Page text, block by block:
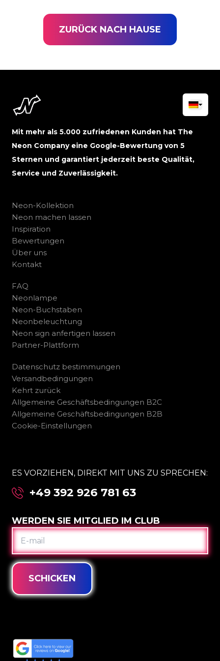
ZURÜCK NACH HAUSE
Mit mehr als 5.000 zufriedenen Kunden hat The
Neon Company eine Google-Bewertung von 5
Sternen und garantiert jederzeit beste Qualität,
Service und Zuverlässigkeit.
Neon-Kollektion
Neon machen lassen
Inspiration
Bewertungen
Über uns
Kontakt
FAQ
Neonlampe
Neon-Buchstaben
Neonbeleuchtung
Neon sign anfertigen lassen
Partner-Plattform
Datenschutz bestimmungen
Versandbedingungen
Kehrt zurück
Allgemeine Geschäftsbedingungen B2C
Allgemeine Geschäftsbedingungen B2B
Cookie-Einstellungen
ES VORZIEHEN, DIREKT MIT UNS ZU SPRECHEN:
+49 392 926 781 63
WERDEN SIE MITGLIED IM CLUB
E-
MAIL
SCHICKEN